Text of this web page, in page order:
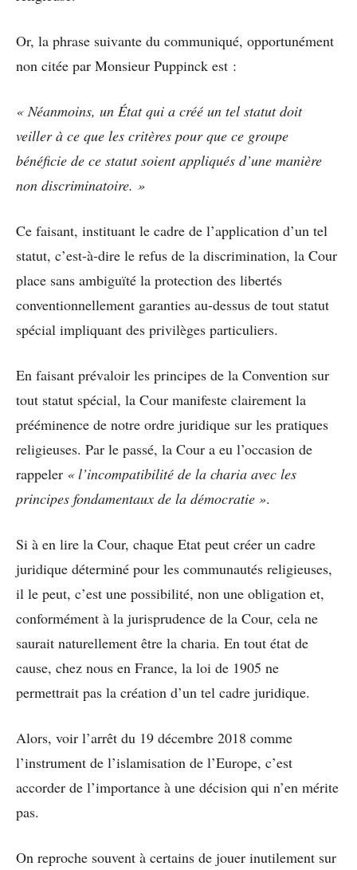
Or, la phrase suivante du communiqué, opportunément
non citée par Monsieur Puppinck est :
« Néanmoins, un État qui a créé un tel statut doit
veiller à ce que les critères pour que ce groupe
bénéficie de ce statut soient appliqués d’une manière
non discriminatoire. »
Ce faisant, instituant le cadre de l’application d’un tel
statut, c’est-à-dire le refus de la discrimination, la Cour
place sans ambiguïté la protection des libertés
conventionnellement garanties au-dessus de tout statut
spécial impliquant des privilèges particuliers.
En faisant prévaloir les principes de la Convention sur
tout statut spécial, la Cour manifeste clairement la
prééminence de notre ordre juridique sur les pratiques
religieuses. Par le passé, la Cour a eu l’occasion de
rappeler « l’incompatibilité de la charia avec les
principes fondamentaux de la démocratie ».
Si à en lire la Cour, chaque Etat peut créer un cadre
juridique déterminé pour les communautés religieuses,
il le peut, c’est une possibilité, non une obligation et,
conformément à la jurisprudence de la Cour, cela ne
saurait naturellement être la charia. En tout état de
cause, chez nous en France, la loi de 1905 ne
permettrait pas la création d’un tel cadre juridique.
Alors, voir l’arrêt du 19 décembre 2018 comme
l’instrument de l’islamisation de l’Europe, c’est
accorder de l’importance à une décision qui n’en mérite
pas.
On reproche souvent à certains de jouer inutilement sur